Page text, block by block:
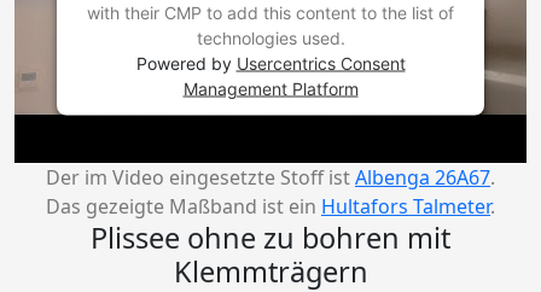
with their CMP to add this content to the list of
technologies used.
Powered by Usercentrics Consent
Management Platform
Der im Video eingesetzte Stoff istAlbenga 26A67.
Das gezeigte Maßband ist ein Hultafors Talmeter.
Plissee ohne zu bohren mit
Klemmträgern